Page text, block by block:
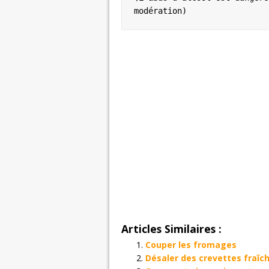
modération)
Articles Similaires :
Couper les fromages
Désaler des crevettes